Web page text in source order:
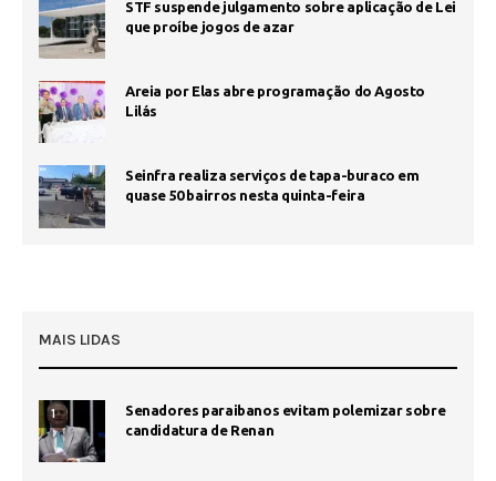
STF suspende julgamento sobre aplicação de Lei
que proíbe jogos de azar
Areia por Elas abre programação do Agosto
Lilás
Seinfra realiza serviços de tapa-buraco em
quase 50 bairros nesta quinta-feira
MAIS LIDAS
1
Senadores paraibanos evitam polemizar sobre
candidatura de Renan